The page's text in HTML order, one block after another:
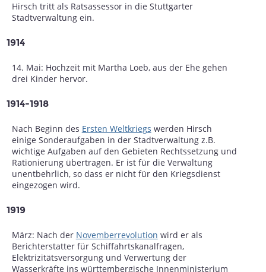
Hirsch tritt als Ratsassessor in die Stuttgarter
Stadtverwaltung ein.
1914
14. Mai: Hochzeit mit Martha Loeb, aus der Ehe gehen
drei Kinder hervor.
1914-1918
Nach Beginn des Ersten Weltkriegs werden Hirsch
einige Sonderaufgaben in der Stadtverwaltung z.B.
wichtige Aufgaben auf den Gebieten Rechtssetzung und
Rationierung übertragen. Er ist für die Verwaltung
unentbehrlich, so dass er nicht für den Kriegsdienst
eingezogen wird.
1919
März: Nach der Novemberrevolution wird er als
Berichterstatter für Schiffahrtskanalfragen,
Elektrizitätsversorgung und Verwertung der
Wasserkräfte ins württembergische Innenministerium